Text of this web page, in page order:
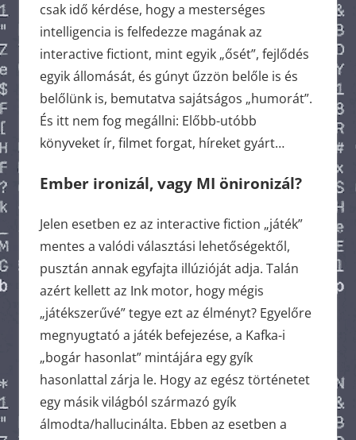
csak idő kérdése, hogy a mesterséges
intelligencia is felfedezze magának az
interactive fictiont, mint egyik „ősét”, fejlődés
egyik állomását, és gúnyt űzzön belőle is és
belőlünk is, bemutatva sajátságos „humorát”.
És itt nem fog megállni: Előbb-utóbb
könyveket ír, filmet forgat, híreket gyárt…
Ember ironizál, vagy MI önironizál?
Jelen esetben ez az interactive fiction „játék”
mentes a valódi választási lehetőségektől,
pusztán annak egyfajta illúzióját adja. Talán
azért kellett az Ink motor, hogy mégis
„játékszerűvé” tegye ezt az élményt? Egyelőre
megnyugtató a játék befejezése, a Kafka-i
„bogár hasonlat” mintájára egy gyík
hasonlattal zárja le. Hogy az egész történetet
egy másik világból származó gyík
álmodta/hallucinálta. Ebben az esetben a